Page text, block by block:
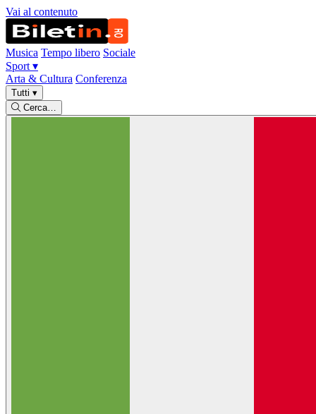
Vai al contenuto
Musica Tempo libero Sociale
Sport ▾
Arta & Cultura Conferenza
Tutti ▾
Cerca…